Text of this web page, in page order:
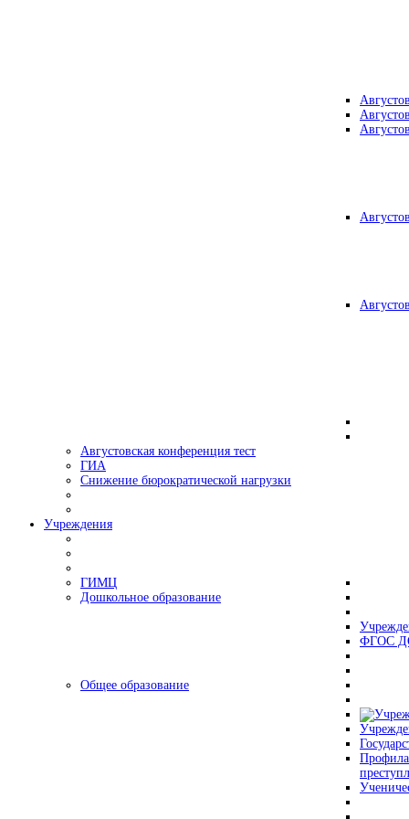
Августовская конференция тест
ГИА
Снижение бюрократической нагрузки
Учреждения
ГИМЦ
Дошкольное образование
ФГОС
Общее образование